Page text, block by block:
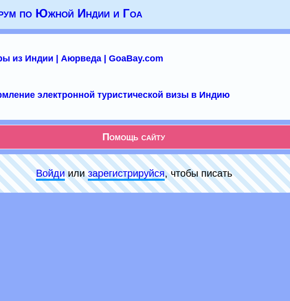
по Южной Индии и Гоа
из Индии | Аюрведа | GoaBay.com
электронной туристической визы в Индию
Помощь сайту
Войдиилизарeгиcтpируйся, чтобы писать